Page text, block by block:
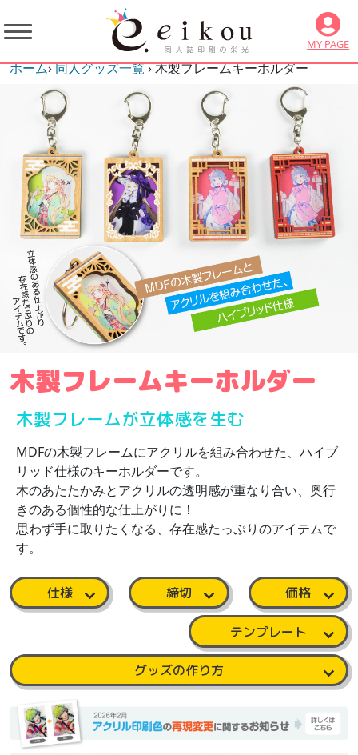
MY PAGE
ホーム›同人グッズ一覧› 木製フレームキーホルダー
木製フレームキーホルダー
木製フレームが立体感を生む
MDFの木製フレームにアクリルを組み合わせた、ハイブ
リッド仕様のキーホルダーです。
木のあたたかみとアクリルの透明感が重なり合い、奥行
きのある個性的な仕上がりに！
思わず手に取りたくなる、存在感たっぷりのアイテムで
す。
仕様 締切 価格
テンプレート
グッズの作り方